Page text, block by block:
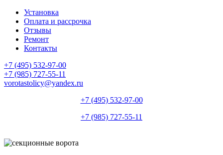
Установка
Оплата и рассрочка
Отзывы
Ремонт
Контакты
+7 (495) 532-97-00
+7 (985) 727-55-11
vorotastolicy@yandex.ru
+7 (495) 532-97-00
+7 (985) 727-55-11